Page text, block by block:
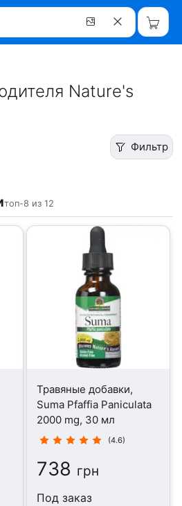
Nature's
Фильтр
топ-8 из 12
Травяные добавки,
Suma Pfaffia Paniculata
2000 mg, 30 мл
(4.6)
738 грн
Под заказ